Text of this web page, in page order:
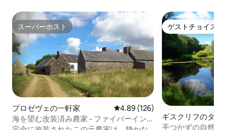
スーパーホスト
スーパーホスト
プロゼヴェの一軒家 レビュー126件、5つ星中4.89つ
4.89 (126)
海を望む改装済み農家 - ファイバーイン
ゲストチョイス
ゲストチョイス
ギスクリフのタイ
ス
手つかずの自然に